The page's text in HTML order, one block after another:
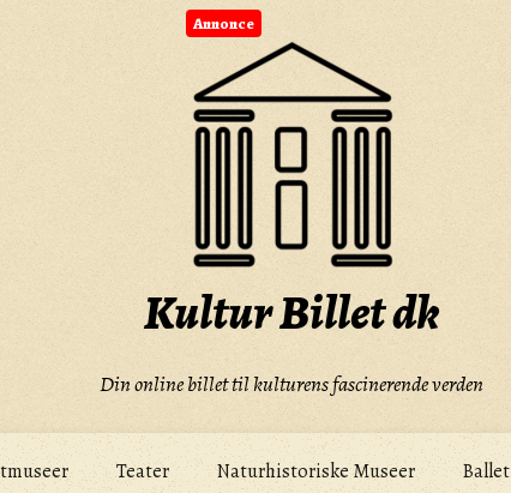
Annonce
Kultur Billet dk
Din online billet til kulturens fascinerende verden
Teater Naturhistoriske Museer Ballet